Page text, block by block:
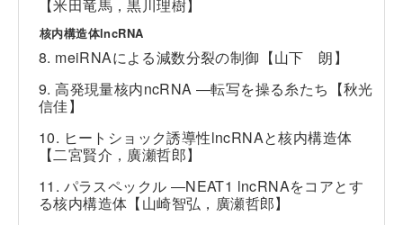
【米田竜馬，黒川理樹】
核内構造体lncRNA
8. meiRNAによる減数分裂の制御【山下 朗】
9. 高発現量核内ncRNA ―転写を操る糸たち【秋光
信佳】
10. ヒートショック誘導性lncRNAと核内構造体
【二宮賢介，廣瀬哲郎】
11. パラスペックル ―NEAT1 lncRNAをコアとす
る核内構造体【山崎智弘，廣瀬哲郎】